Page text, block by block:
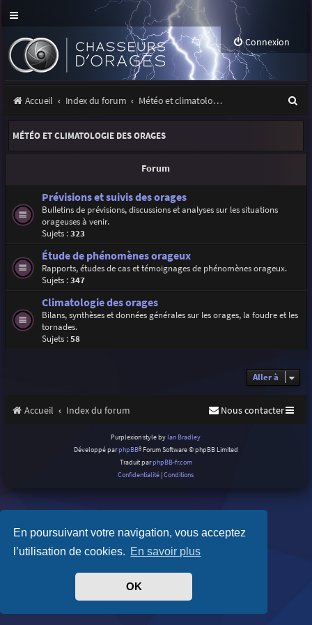
En poursuivant votre navigation, vous acceptez
l’utilisation de cookies. En savoir plus
OK
Connexion
Accueil Index du forum Météo et climatologie des orages
e
e
MÉTÉO ET CLIMATOLOGIE DES ORAGES
Forum
Prévisions et suivis des orages
Bulletins de prévisions, discussions et analyses sur les situations
orageuses à venir.
Sujets :323
Étude de phénomènes orageux
Rapports, études de cas et témoignages de phénomènes orageux.
Sujets :347
Climatologie des orages
Bilans, synthèses et données générales sur les orages, la foudre et les
tornades.
Sujets :58
Aller à
Accueil Index du forum Nous contacter
Purplexion style by Ian Bradley
Développé parphpBB® Forum Software © phpBB Limited
Traduit parphpBB-fr.com
Confidentialité |Conditions